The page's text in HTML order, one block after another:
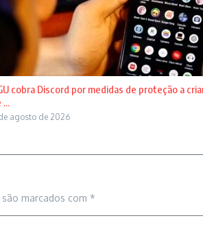
cobra Discord por medidas de proteção a
...
agosto de 2026
marcados com *